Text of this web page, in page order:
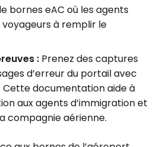
bornes eAC où les agents
à remplir le
: Prenez des captures
d’erreur du portail avec
Cette documentation aide à
aux agents d’immigration et
compagnie aérienne.